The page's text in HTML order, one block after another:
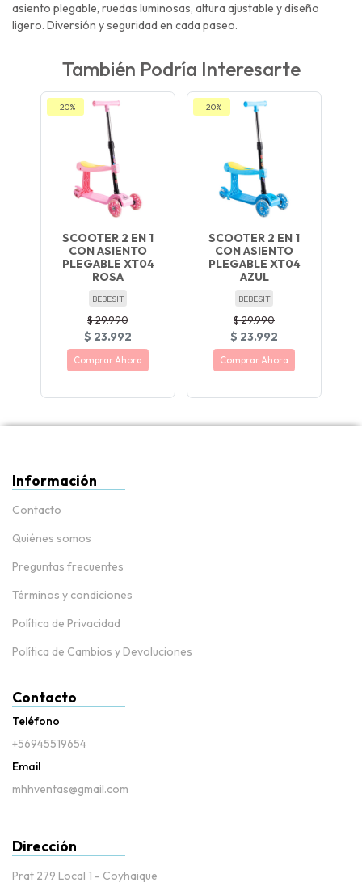
asiento plegable, ruedas luminosas, altura ajustable y diseño
ligero. Diversión y seguridad en cada paseo.
También Podría Interesarte
-20%
SCOOTER 2 EN 1
CON ASIENTO
PLEGABLE XT04
ROSA
BEBESIT
$ 29.990
$ 23.992
Comprar Ahora
-20%
SCOOTER 2 EN 1
CON ASIENTO
PLEGABLE XT04
AZUL
BEBESIT
$ 29.990
$ 23.992
Comprar Ahora
Información
Contacto
Quiénes somos
Preguntas frecuentes
Términos y condiciones
Política de Privacidad
Política de Cambios y Devoluciones
Contacto
Teléfono
+56945519654
Email
mhhventas@gmail.com
Dirección
Prat 279 Local 1 - Coyhaique